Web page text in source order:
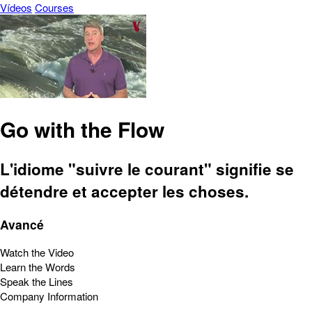
Vídeos Courses
Go with the Flow
L'idiome "suivre le courant" signifie se
détendre et accepter les choses.
Avancé
Watch the Video
Learn the Words
Speak the Lines
Company Information